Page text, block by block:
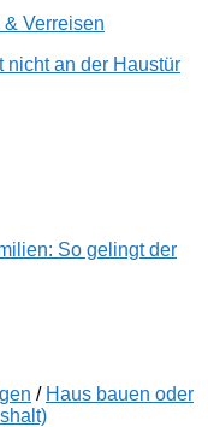
& Verreisen
nicht an der Haustür
So gelingt der
/ Haus bauen oder